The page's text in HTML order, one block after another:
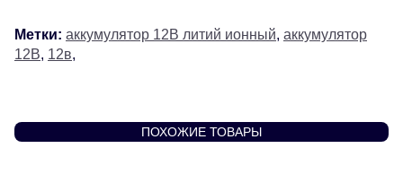
Метки: аккумулятор 12В литий ионный, аккумулятор
12В, 12в,
ПОХОЖИЕ ТОВАРЫ